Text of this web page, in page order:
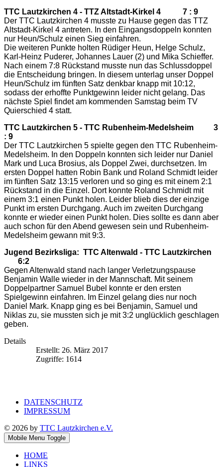
TTC Lautzkirchen 4 - TTZ Altstadt-Kirkel 4 7 : 9
Der TTC Lautzkirchen 4 musste zu Hause gegen das TTZ
Altstadt-Kirkel 4 antreten. In den Eingangsdoppeln konnten
nur Heun/Schulz einen Sieg einfahren.
Die weiteren Punkte holten Rüdiger Heun, Helge Schulz,
Karl-Heinz Puderer, Johannes Lauer (2) und Mika Schieffer.
Nach einem 7:8 Rückstand musste nun das Schlussdoppel
die Entscheidung bringen. In diesem unterlag unser Doppel
Heun/Schulz im fünften Satz denkbar knapp mit 10:12,
sodass der erhoffte Punktgewinn leider nicht gelang. Das
nächste Spiel findet am kommenden Samstag beim TV
Quierschied 4 statt.
TTC Lautzkirchen 5 - TTC Rubenheim-Medelsheim 3
: 9
Der TTC Lautzkirchen 5 spielte gegen den TTC Rubenheim-
Medelsheim. In den Doppeln konnten sich leider nur Daniel
Mark und Luca Brosius, als Doppel Zwei, durchsetzen. Im
ersten Doppel hatten Robin Bank und Roland Schmidt leider
im fünften Satz 13:15 verloren und so ging es mit einem 2:1
Rückstand in die Einzel. Dort konnte Roland Schmidt mit
einem 3:1 einen Punkt holen. Leider blieb dies der einzige
Punkt im ersten Durchgang. Auch im zweiten Durchgang
konnte er wieder einen Punkt holen. Dies sollte es dann aber
auch schon für den Abend gewesen sein und Rubenheim-
Medelsheim gewann mit 9:3.
Jugend Bezirksliga: TTC Altenwald - TTC Lautzkirchen
6:2
Gegen Altenwald stand nach langer Verletzungspause
Benjamin Walle wieder in der Mannschaft. Mit seinem
Doppelpartner Samuel Bubel konnte er den ersten
Spielgewinn einfahren. Im Einzel gelang dies nur noch
Daniel Mark. Knapp ging es bei Benjamin, Samuel und
Niklas zu, sie mussten sich je mit 3:2 unglücklich geschlagen
geben.
Details
Erstellt: 26. März 2017
Zugriffe: 1614
DATENSCHUTZ
IMPRESSUM
© 2026 by TTC Lautzkirchen e.V.
Mobile Menu Toggle
HOME
LINKS